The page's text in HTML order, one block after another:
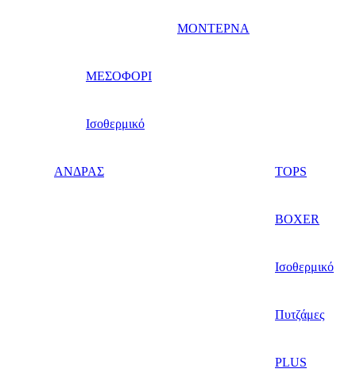
ΜΟΝΤΕΡΝΑ
ΜΕΣΟΦΟΡΙ
Ισοθερμικό
ΑΝΔΡΑΣ TOPS
BOXER
Ισοθερμικό
Πυτζάμες
PLUS